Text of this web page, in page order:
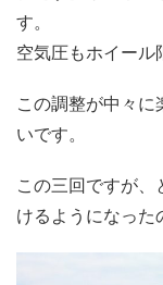
す。
空気圧もホイール
この調整が中々に
いです。
この三回ですが、
けるようになった